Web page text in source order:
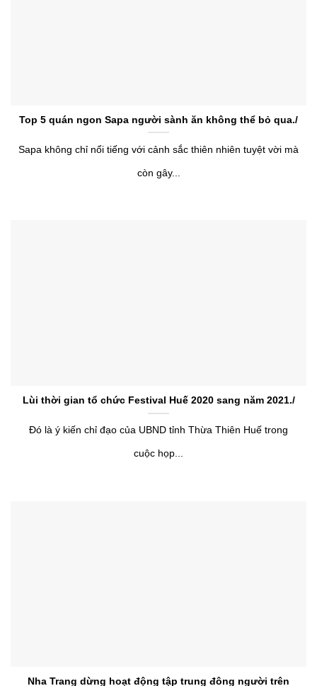
Top 5 quán ngon Sapa người sành ăn không thể bỏ qua./
Sapa không chỉ nổi tiếng với cảnh sắc thiên nhiên tuyệt vời mà
còn gây...
Lùi thời gian tổ chức Festival Huế 2020 sang năm 2021./
Đó là ý kiến chỉ đạo của UBND tỉnh Thừa Thiên Huế trong
cuộc họp...
Nha Trang dừng hoạt động tập trung đông người trên